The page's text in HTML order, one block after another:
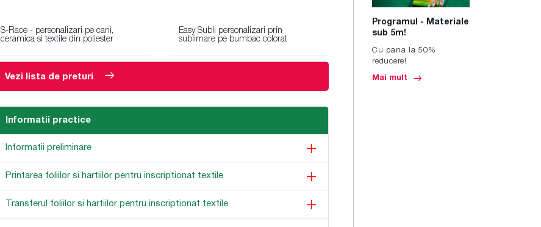
S-Race - personalizari pe cani,
ceramica si textile din poliester
Easy Subli personalizari prin
sublimare pe bumbac colorat
Vezi lista de preturi
Informatii practice
Informatii preliminare
Printarea foliilor si hartiilor pentru inscriptionat textile
Transferul foliilor si hartiilor pentru inscriptionat textile
Programul - Materiale
sub 5m!
Cu pana la 50%
reducere!
Mai mult